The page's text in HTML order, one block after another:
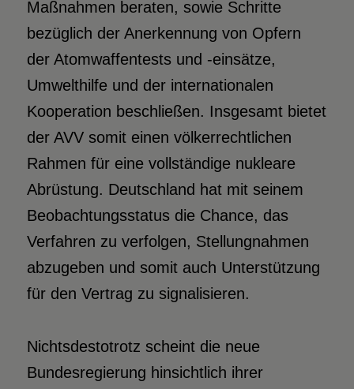
Maßnahmen beraten, sowie Schritte
bezüglich der Anerkennung von Opfern
der Atomwaffentests und -einsätze,
Umwelthilfe und der internationalen
Kooperation beschließen. Insgesamt bietet
der AVV somit einen völkerrechtlichen
Rahmen für eine vollständige nukleare
Abrüstung. Deutschland hat mit seinem
Beobachtungsstatus die Chance, das
Verfahren zu verfolgen, Stellungnahmen
abzugeben und somit auch Unterstützung
für den Vertrag zu signalisieren.
Nichtsdestotrotz scheint die neue
Bundesregierung hinsichtlich ihrer